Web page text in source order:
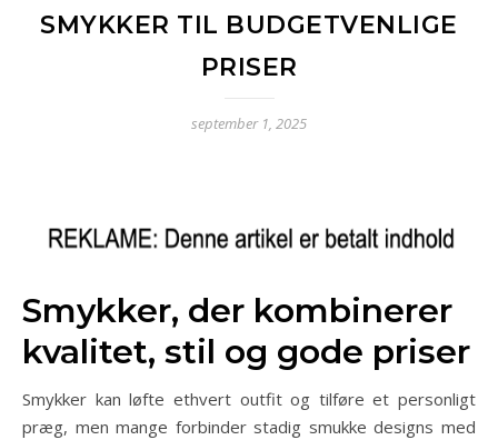
SMYKKER TIL BUDGETVENLIGE
PRISER
september 1, 2025
Smykker, der kombinerer
kvalitet, stil og gode priser
Smykker kan løfte ethvert outfit og tilføre et personligt
præg, men mange forbinder stadig smukke designs med